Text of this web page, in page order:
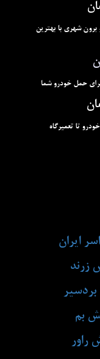
شهری با بهترین
حمل خودرو شما
تا تعمیرگاه
ایران
زرند
بم
راور